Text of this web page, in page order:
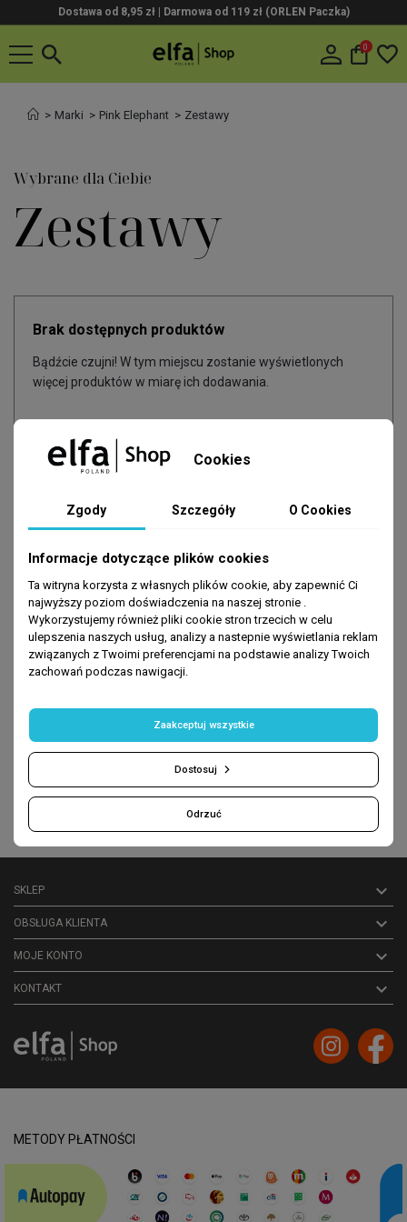
Dostawa od 8,95 zł | Darmowa od 119 zł (ORLEN Paczka)
0
Marki Pink Elephant Zestawy
Wybrane dla Ciebie
Zestawy
Brak dostępnych produktów
Bądźcie czujni! W tym miejscu zostanie wyświetlonych
więcej produktów w miarę ich dodawania.
Zapisz się
-10% na pierwsze zakupy
podaj swój e-mail:
DOŁĄCZ
SKLEP 
OBSŁUGA KLIENTA 
MOJE KONTO 
KONTAKT keyboard_arrow_down
Cookies
Zgody Szczegóły O Cookies
Informacje dotyczące plików cookies
Ta witryna korzysta z własnych plików cookie, aby zapewnić Ci
najwyższy poziom doświadczenia na naszej stronie .
Wykorzystujemy również pliki cookie stron trzecich w celu
ulepszenia naszych usług, analizy a nastepnie wyświetlania reklam
związanych z Twoimi preferencjami na podstawie analizy Twoich
zachowań podczas nawigacji.
Odrzuć
Dostosuj
Zaakceptuj wszystkie
METODY PŁATNOŚCI